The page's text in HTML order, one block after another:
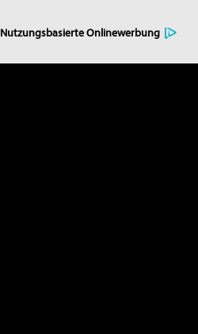
Nutzungsbasierte Onlinewerbung